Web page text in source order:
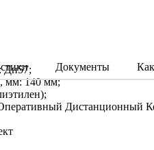
Документы
Дн57;
мм: 140 мм;
Дистанционный